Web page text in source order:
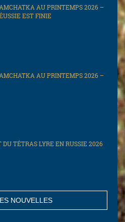
AU PRINTEMPS 2026 –
EST FINIE
AU PRINTEMPS 2026 –
TÉTRAS LYRE EN RUSSIE 2026
NOUVELLES